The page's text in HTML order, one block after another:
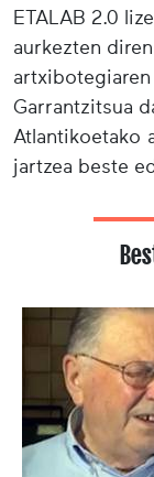
ETALAB 2.0
aurkezten
Garrantzitsua
Atlantikoetako
jartzea beste